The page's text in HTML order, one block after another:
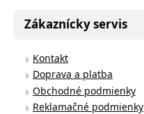
Zákaznícky servis
Kontakt
Doprava a platba
Obchodné podmienky
Reklamačné podmienky